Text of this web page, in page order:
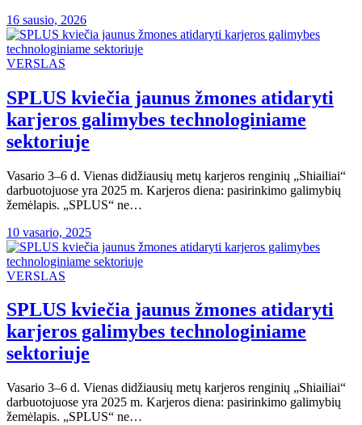
16 sausio, 2026
VERSLAS
SPLUS kviečia jaunus žmones atidaryti
karjeros galimybes technologiniame
sektoriuje
Vasario 3–6 d. Vienas didžiausių metų karjeros renginių „Shiailiai“
darbuotojuose yra 2025 m. Karjeros diena: pasirinkimo galimybių
žemėlapis. „SPLUS“ ne…
10 vasario, 2025
VERSLAS
SPLUS kviečia jaunus žmones atidaryti
karjeros galimybes technologiniame
sektoriuje
Vasario 3–6 d. Vienas didžiausių metų karjeros renginių „Shiailiai“
darbuotojuose yra 2025 m. Karjeros diena: pasirinkimo galimybių
žemėlapis. „SPLUS“ ne…